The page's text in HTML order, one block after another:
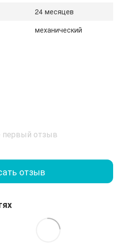
24 месяцев
механический
первый отзыв
отзыв